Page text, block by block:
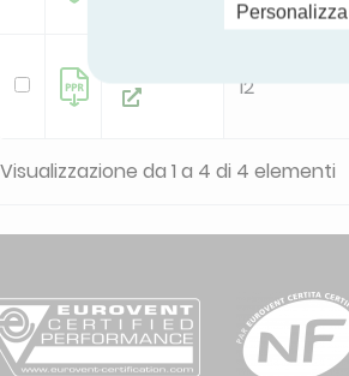
12
Visualizzazione da 1 a 4 di 4 elementi
Personalizza